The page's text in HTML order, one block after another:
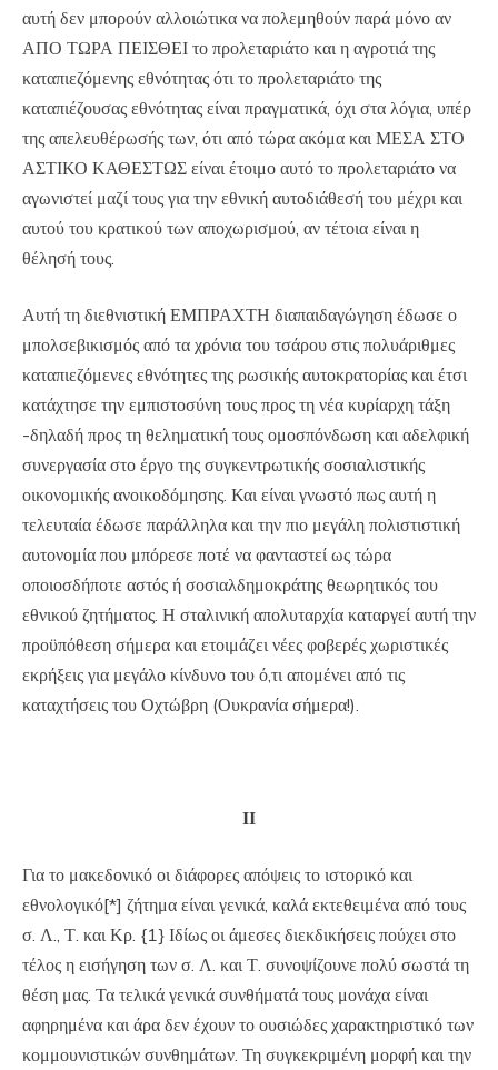
αυτή δεν μπορούν αλλοιώτικα να πολεμηθούν παρά μόνο αν
ΑΠΟ ΤΩΡΑ ΠΕΙΣΘΕΙ το προλεταριάτο και η αγροτιά της
καταπιεζόμενης εθνότητας ότι το προλεταριάτο της
καταπιέζουσας εθνότητας είναι πραγματικά, όχι στα λόγια, υπέρ
της απελευθέρωσής των, ότι από τώρα ακόμα και ΜΕΣΑ ΣΤΟ
ΑΣΤΙΚΟ ΚΑΘΕΣΤΩΣ είναι έτοιμο αυτό το προλεταριάτο να
αγωνιστεί μαζί τους για την εθνική αυτοδιάθεσή του μέχρι και
αυτού του κρατικού των αποχωρισμού, αν τέτοια είναι η
θέλησή τους.
Αυτή τη διεθνιστική ΕΜΠΡΑΧΤΗ διαπαιδαγώγηση έδωσε ο
μπολσεβικισμός από τα χρόνια του τσάρου στις πολυάριθμες
καταπιεζόμενες εθνότητες της ρωσικής αυτοκρατορίας και έτσι
κατάχτησε την εμπιστοσύνη τους προς τη νέα κυρίαρχη τάξη
-δηλαδή προς τη θεληματική τους ομοσπόνδωση και αδελφική
συνεργασία στο έργο της συγκεντρωτικής σοσιαλιστικής
οικονομικής ανοικοδόμησης. Και είναι γνωστό πως αυτή η
τελευταία έδωσε παράλληλα και την πιο μεγάλη πολιστιστική
αυτονομία που μπόρεσε ποτέ να φανταστεί ως τώρα
οποιοσδήποτε αστός ή σοσιαλδημοκράτης θεωρητικός του
εθνικού ζητήματος. Η σταλινική απολυταρχία καταργεί αυτή την
προϋπόθεση σήμερα και ετοιμάζει νέες φοβερές χωριστικές
εκρήξεις για μεγάλο κίνδυνο του ό,τι απομένει από τις
καταχτήσεις του Οχτώβρη (Ουκρανία σήμερα!).
ΙΙ
Για το μακεδονικό οι διάφορες απόψεις το ιστορικό και
εθνολογικό[*] ζήτημα είναι γενικά, καλά εκτεθειμένα από τους
σ. Λ., Τ. και Κρ. {1} Ιδίως οι άμεσες διεκδικήσεις πούχει στο
τέλος η εισήγηση των σ. Λ. και Τ. συνοψίζουνε πολύ σωστά τη
θέση μας. Τα τελικά γενικά συνθήματά τους μονάχα είναι
αφηρημένα και άρα δεν έχουν το ουσιώδες χαρακτηριστικό των
κομμουνιστικών συνθημάτων. Τη συγκεκριμένη μορφή και την